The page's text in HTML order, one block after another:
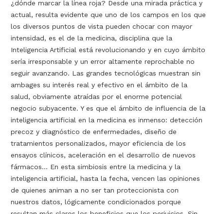
¿dónde marcar la línea roja? Desde una mirada práctica y
actual, resulta evidente que uno de los campos en los que
los diversos puntos de vista pueden chocar con mayor
intensidad, es el de la medicina, disciplina que la
Inteligencia Artificial está revolucionando y en cuyo ámbito
sería irresponsable y un error altamente reprochable no
seguir avanzando. Las grandes tecnológicas muestran sin
ambages su interés real y efectivo en el ámbito de la
salud, obviamente atraídas por el enorme potencial
negocio subyacente. Y es que el ámbito de influencia de la
inteligencia artificial en la medicina es inmenso: detección
precoz y diagnóstico de enfermedades, diseño de
tratamientos personalizados, mayor eficiencia de los
ensayos clínicos, aceleración en el desarrollo de nuevos
fármacos… En esta simbiosis entre la medicina y la
inteligencia artificial, hasta la fecha, vencen las opiniones
de quienes animan a no ser tan proteccionista con
nuestros datos, lógicamente condicionados porque